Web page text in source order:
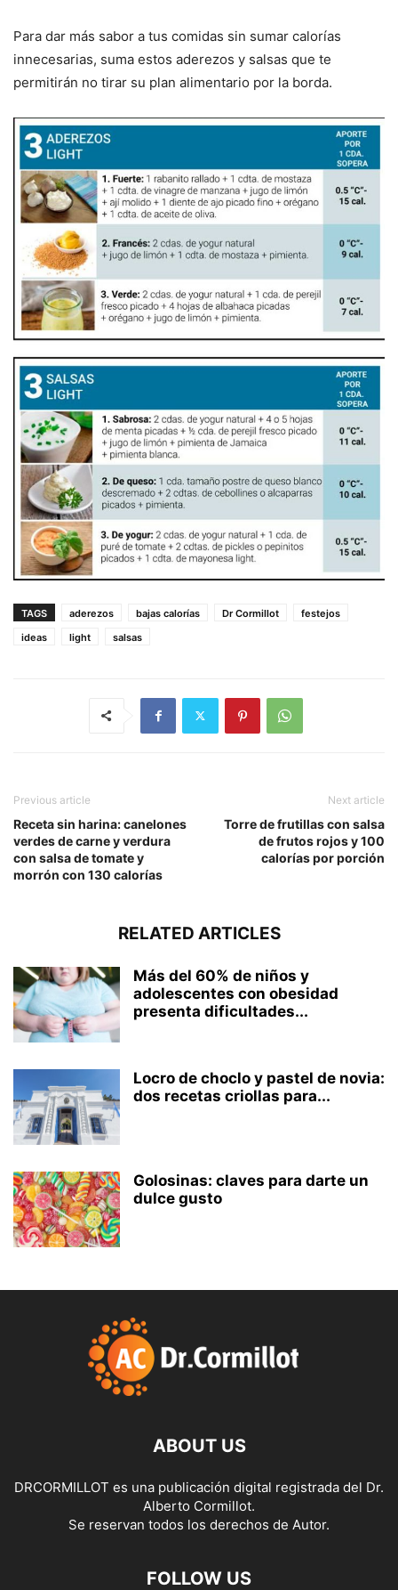
Para dar más sabor a tus comidas sin sumar calorías
innecesarias, suma estos aderezos y salsas que te
permitirán no tirar su plan alimentario por la borda.
TAGS aderezos bajas calorías Dr Cormillot
festejos
ideas
light salsas
Previous article
Receta sin harina: canelones
verdes de carne y verdura
con salsa de tomate y
morrón con 130 calorías
Next article
Torre de frutillas con salsa
de frutos rojos y 100
calorías por porción
RELATED ARTICLES
Más del 60% de niños y
adolescentes con obesidad
presenta dificultades...
Locro de choclo y pastel de novia:
dos recetas criollas para...
Golosinas: claves para darte un
dulce gusto
ABOUT US
DRCORMILLOT es una publicación digital registrada del Dr.
Alberto Cormillot.
Se reservan todos los derechos de Autor.
FOLLOW US